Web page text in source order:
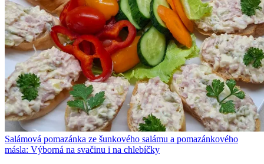
Salámová pomazánka ze šunkového salámu a pomazánkového
másla: Výborná na svačinu i na chlebíčky